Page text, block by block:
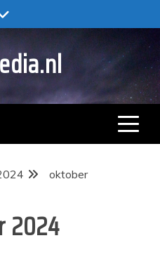
oktober
2024